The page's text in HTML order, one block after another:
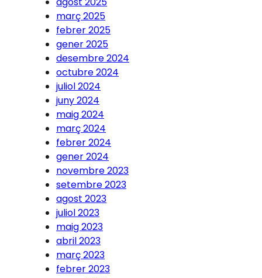
març 2025
febrer 2025
gener 2025
desembre 2024
octubre 2024
juliol 2024
juny 2024
maig 2024
març 2024
febrer 2024
gener 2024
novembre 2023
setembre 2023
agost 2023
juliol 2023
maig 2023
abril 2023
març 2023
febrer 2023